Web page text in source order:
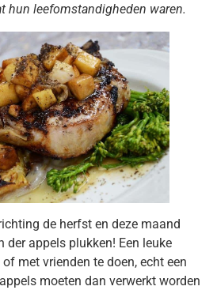
hun leefomstandigheden waren.
de herfst en deze maand
der appels plukken! Een leuke
met vrienden te doen, echt een
moeten dan verwerkt worden